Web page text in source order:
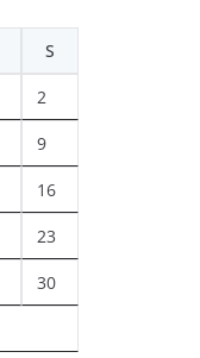
S
2
9
16
23
30